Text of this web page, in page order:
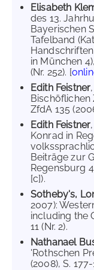
Elisabeth
des 13.
Bayerischen
Tafelband
in München
(Nr. 252). [
Edith Feistner
Bischöflichen
ZfdA 135
Edith Feistner
Konrad in
Beiträge zur
Regensburg
[c]).
Sotheby's,
2007):
including the
11 (Nr. 2).
Nathanael
'Rothschen
(2008), S.